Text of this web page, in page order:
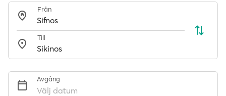
Från
Till
Avgång
Välj datum